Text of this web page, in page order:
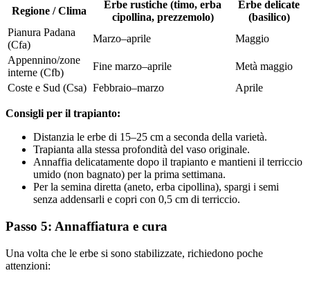
Regione / Clima
Erbe rustiche (timo, erba
cipollina, prezzemolo)
Erbe delicate
(basilico)
Pianura Padana
(Cfa)
Marzo–aprile
Maggio
Appennino/zone
interne (Cfb)
Fine marzo–aprile
Metà maggio
Coste e Sud (Csa) Febbraio–marzo Aprile
Consigli per il trapianto:
Distanzia le erbe di 15–25 cm a seconda della varietà.
Trapianta alla stessa profondità del vaso originale.
Annaffia delicatamente dopo il trapianto e mantieni il terriccio
umido (non bagnato) per la prima settimana.
Per la semina diretta (aneto, erba cipollina), spargi i semi
senza addensarli e copri con 0,5 cm di terriccio.
Passo 5: Annaffiatura e cura
Una volta che le erbe si sono stabilizzate, richiedono poche
attenzioni: